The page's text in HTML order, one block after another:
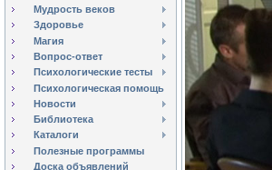
Мудрость веков
Здоровье
Магия
Вопрос-ответ
Психологические тесты
Психологическая помощь
Новости
Библиотека
Каталоги
Полезные программы
Доска объявлений